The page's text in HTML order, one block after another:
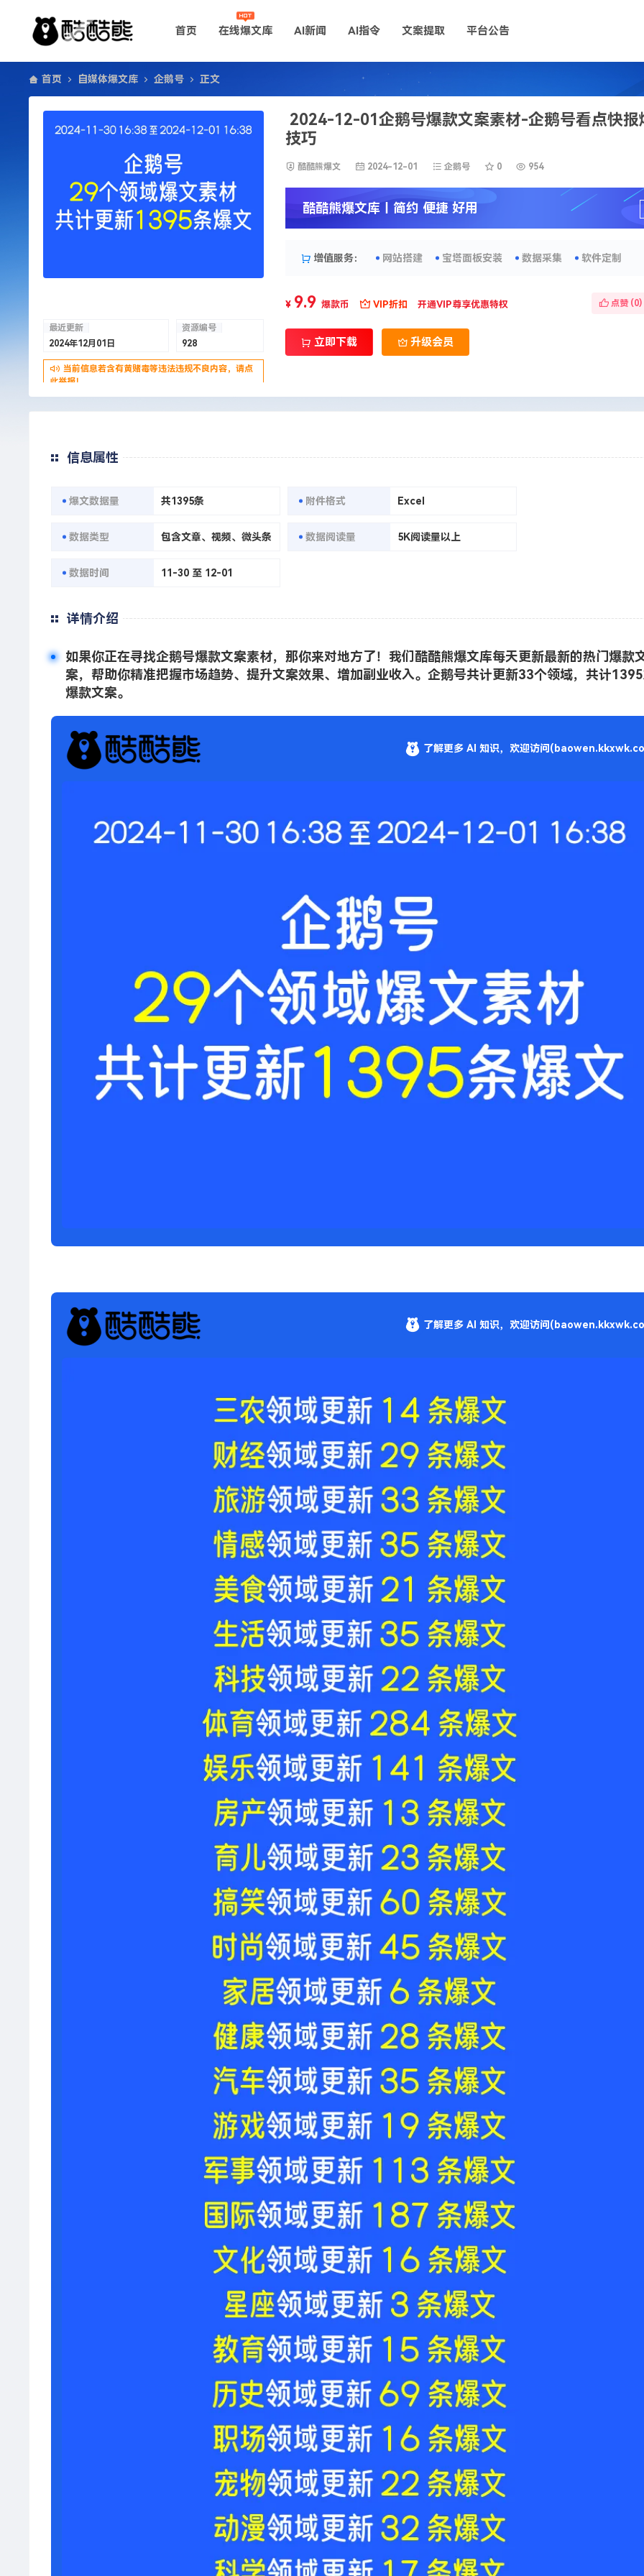
首页 在线爆文库 AI新闻 AI指令 文案提取 平台公告
首页 自媒体爆文库 企鹅号 正文
最近更新
2024年12月01日
资源编号
928
当前信息若含有黄赌毒等违法违规不良内容，请点
此举报！
2024-12-01企鹅号爆款文案素材-企鹅号看点快报
技巧
酷酷熊爆文 2024-12-01 企鹅号 0 954
酷酷熊爆文库 丨简约 便捷 好用
增值服务： 网站搭建 宝塔面板安装 数据采集 软件定制
¥ 9.9 爆款币 VIP折扣 开通VIP尊享优惠特权 点赞 (0)
立即下载 升级会员
信息属性
爆文数据量 共1395条 附件格式 Excel
数据类型 包含文章、视频、微头条 数据阅读量 5K阅读量以上
数据时间 11-30 至 12-01
详情介绍
如果你正在寻找企鹅号爆款文案素材，那你来对地方了！我们酷酷熊爆文库每天更新最新的热门爆款
案，帮助你精准把握市场趋势、提升文案效果、增加副业收入。企鹅号共计更新33个领域，共计
爆款文案。
了解更多 AI 知识，欢迎访问
了解更多 AI 知识，欢迎访问